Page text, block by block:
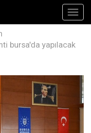
bursa'da yapılacak